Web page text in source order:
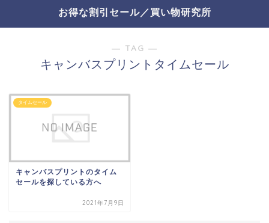
お得な割引セール／買い物研究所
― TAG ―
キャンバスプリントタイムセール
タイムセール
キャンバスプリントのタイム
セールを探している方へ
2021年7月9日